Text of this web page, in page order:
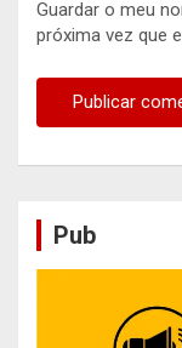
Guardar o meu
próxima vez que
Pub